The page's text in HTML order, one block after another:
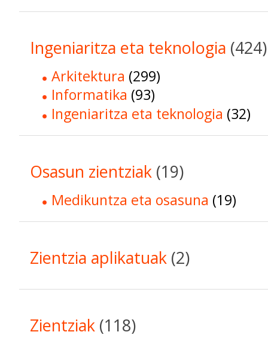
Ingeniaritza eta teknologia (424)
Arkitektura (299)
Informatika (93)
Ingeniaritza eta teknologia (32)
Osasun zientziak (19)
Medikuntza eta osasuna (19)
Zientzia aplikatuak (2)
Zientziak (118)